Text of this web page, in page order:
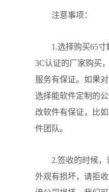
注意事项：
1.选择购买65寸
3C认证的厂家购买
服务有保证。如果
选择能软件定制的
改软件有保证，比
件团队。
2.签收的时候，
外观有损坏，请拒